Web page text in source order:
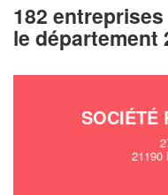
182
le département
SOCIÉTÉ
21190